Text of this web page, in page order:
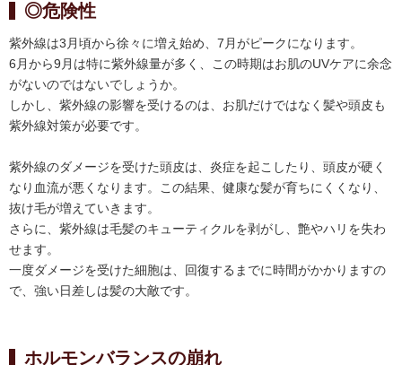
◎危険性
紫外線は3月頃から徐々に増え始め、7月がピークになります。
6月から9月は特に紫外線量が多く、この時期はお肌のUVケアに余念
がないのではないでしょうか。
しかし、紫外線の影響を受けるのは、お肌だけではなく髪や頭皮も
紫外線対策が必要です。
紫外線のダメージを受けた頭皮は、炎症を起こしたり、頭皮が硬く
なり血流が悪くなります。この結果、健康な髪が育ちにくくなり、
抜け毛が増えていきます。
さらに、紫外線は毛髪のキューティクルを剥がし、艶やハリを失わ
せます。
一度ダメージを受けた細胞は、回復するまでに時間がかかりますの
で、強い日差しは髪の大敵です。
ホルモンバランスの崩れ